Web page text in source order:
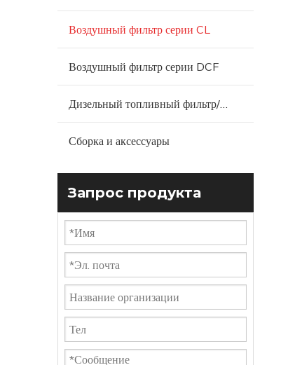
Воздушный фильтр серии CL
Воздушный фильтр серии DCF
Дизельный топливный фильтр/водоотделитель
Сборка и аксессуары
Запрос продукта